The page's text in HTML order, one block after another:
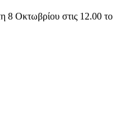
8 Οκτωβρίου στις 12.00 το